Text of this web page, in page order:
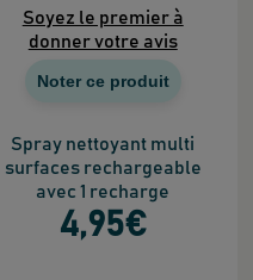
Soyez le premier à
donner votre avis
Noter ce produit
Spray nettoyant multi
surfaces rechargeable
avec 1 recharge
4,95€